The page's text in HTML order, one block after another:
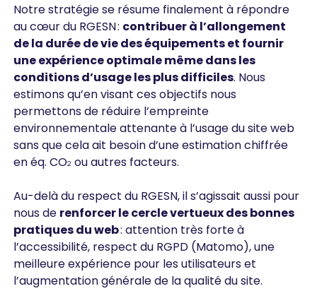
Notre stratégie se résume finalement à répondre
au cœur du RGESN : contribuer à l’allongement
de la durée de vie des équipements et fournir
une expérience optimale même dans les
conditions d’usage les plus difficiles. Nous
estimons qu’en visant ces objectifs nous
permettons de réduire l’empreinte
environnementale attenante à l’usage du site web
sans que cela ait besoin d’une estimation chiffrée
en éq. CO2 ou autres facteurs.
Au-delà du respect du RGESN, il s’agissait aussi pour
nous de renforcer le cercle vertueux des bonnes
pratiques du web: attention très forte à
l’accessibilité, respect du RGPD (Matomo), une
meilleure expérience pour les utilisateurs et
l’augmentation générale de la qualité du site.